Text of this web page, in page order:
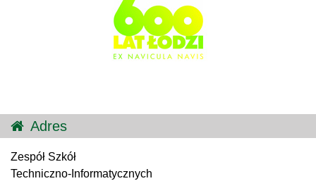
Adres
Zespół Szkół
Techniczno-Informatycznych